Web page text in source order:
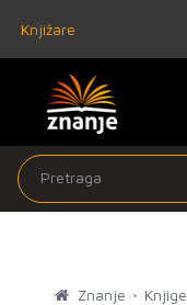
Knjižare
Znanje Knjige